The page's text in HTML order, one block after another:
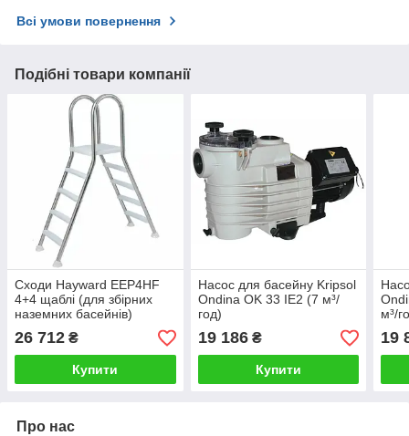
Всі умови повернення
Подібні товари компанії
Сходи Hayward EEP4HF
4+4 щаблі (для збірних
наземних басейнів)
26 712 ₴
Купити
Насос для басейну Kripsol
Ondina OK 33 IE2 (7 м³/
год)
19 186₴
Купити
м³/
19
Про нас